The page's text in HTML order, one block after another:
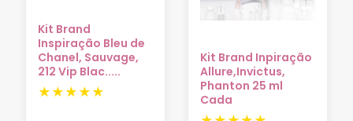
Kit Brand
Inspiração Bleu de
Chanel, Sauvage,
212 Vip Blac.....
Kit Brand Inpiração
Allure,Invictus,
Phanton 25 ml
Cada